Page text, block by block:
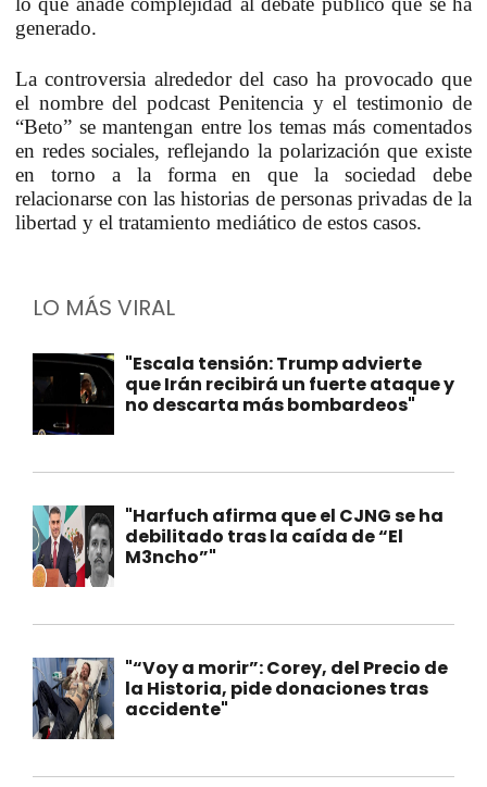
generado.
La controversia alrededor del caso ha provocado que
el nombre del podcast Penitencia y el testimonio de
“Beto” se mantengan entre los temas más comentados
en redes sociales, reflejando la polarización que existe
en torno a la forma en que la sociedad debe
relacionarse con las historias de personas privadas de la
libertad y el tratamiento mediático de estos casos.
LO MÁS VIRAL
"Escala tensión: Trump advierte
que Irán recibirá un fuerte ataque y
no descarta más bombardeos"
"Harfuch afirma que el CJNG se ha
debilitado tras la caída de “El
M3ncho”"
"“Voy a morir”: Corey, del Precio de
la Historia, pide donaciones tras
accidente"